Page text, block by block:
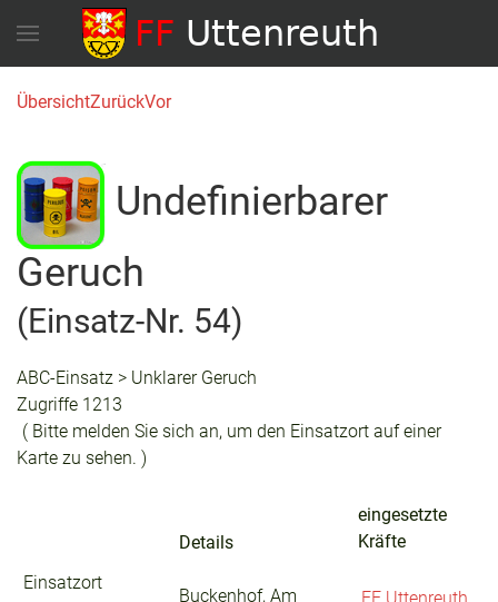
ÜbersichtZurückVor
Undefinierbarer
Geruch
(Einsatz-Nr. 54)
ABC-Einsatz > Unklarer Geruch
Zugriffe 1213
( Bitte melden Sie sich an, um den Einsatzort auf einer
Karte zu sehen. )
Einsatzort
Details
Buckenhof, Am
eingesetzte
Kräfte